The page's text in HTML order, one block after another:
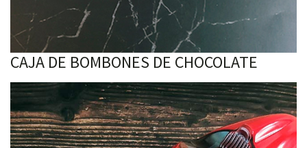
CAJA DE BOMBONES DE CHOCOLATE